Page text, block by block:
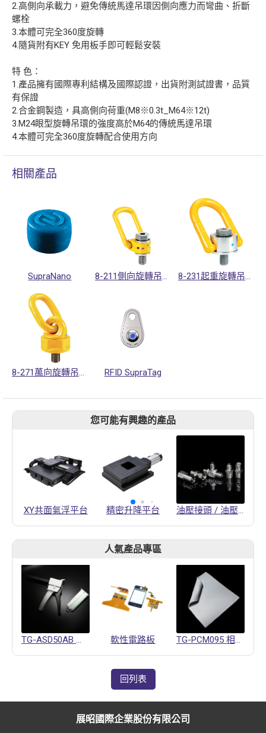
2.高側向承載力，避免傳統馬達吊環因側向應力而彎曲、折斷
螺栓
3.本體可完全360度旋轉
4.隨貨附有KEY 免用板手即可輕鬆安裝
特 色：
1.產品擁有國際專利結構及國際認證，出貨附測試證書，品質
有保證
2.合金鋼製造，具高側向荷重(M8※0.3t_M64※12t)
3.M24眼型旋轉吊環的強度高於M64的傳統馬達吊環
4.本體可完全360度旋轉配合使用方向
相關產品
SupraNano 8-211側向旋轉吊環 8-231起重旋轉吊環
8-271萬向旋轉吊環 RFID SupraTag
您可能有興趣的產品
XY共面氣浮平台 精密升降平台 油壓接頭 / 油壓活動接頭 / 軟管夾頭
人氣產品專區
TG-ASD50AB 導熱凝膠 軟性電路板 TG-PCM095 相變化材料
回列表
展昭國際企業股份有限公司